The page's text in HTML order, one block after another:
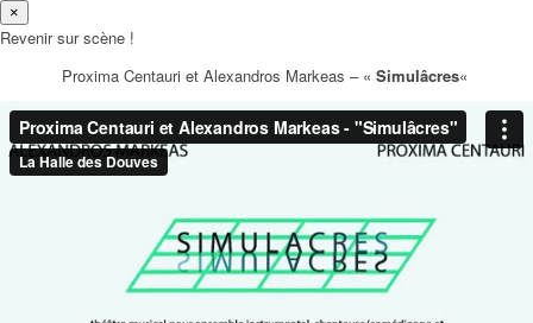
×
Revenir sur scène !
Proxima Centauri et Alexandros Markeas – « Simulâcres«